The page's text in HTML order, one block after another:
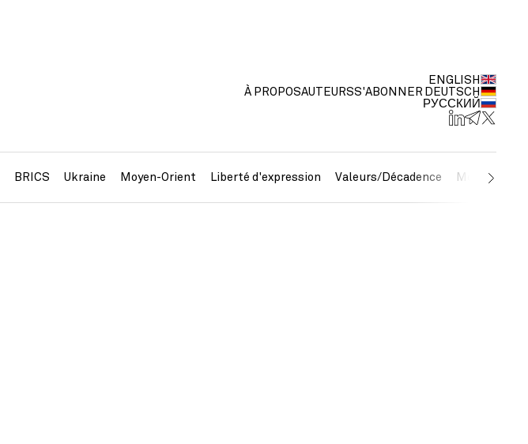
À PROPOSAUTEURSS'ABONNER
ENGLISH
DEUTSCH
РУССКИЙ
BRICS Ukraine Moyen-Orient Liberté d'expression Valeurs/Décadence Métaux